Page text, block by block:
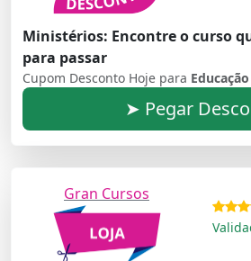
Ministérios: Encontre o curso
para passar
Cupom Desconto Hoje para Educação
➤ Pegar
Gran Cursos